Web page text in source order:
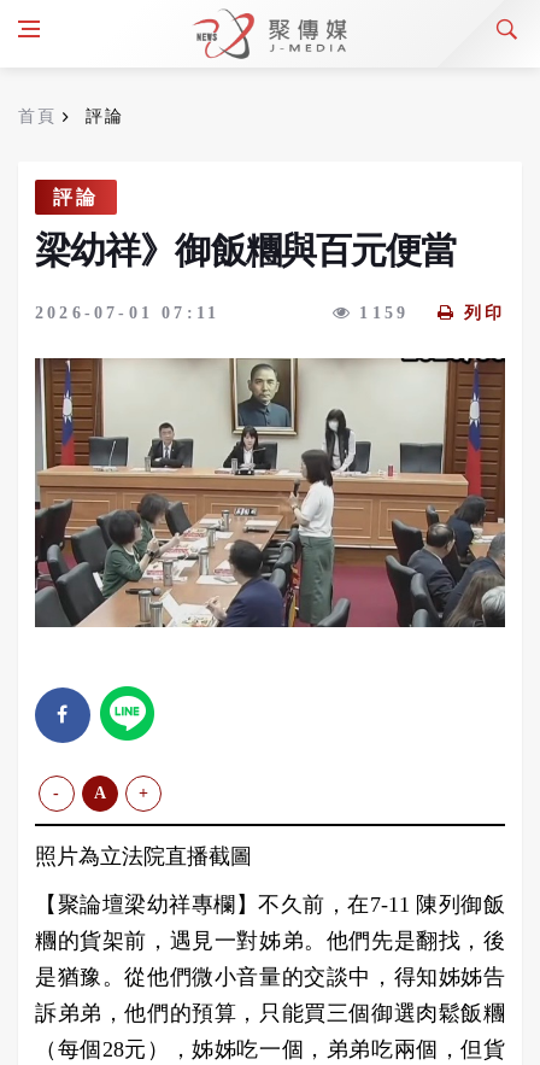
首頁 評論
評論
梁幼祥》御飯糰與百元便當
2026-07-01 07:11 1159 列印
- A +
照片為立法院直播截圖
【聚論壇梁幼祥專欄】不久前，在7-11 陳列御飯
糰的貨架前，遇見一對姊弟。他們先是翻找，後
是猶豫。從他們微小音量的交談中，得知姊姊告
訴弟弟，他們的預算，只能買三個御選肉鬆飯糰
（每個28元），姊姊吃一個，弟弟吃兩個，但貨